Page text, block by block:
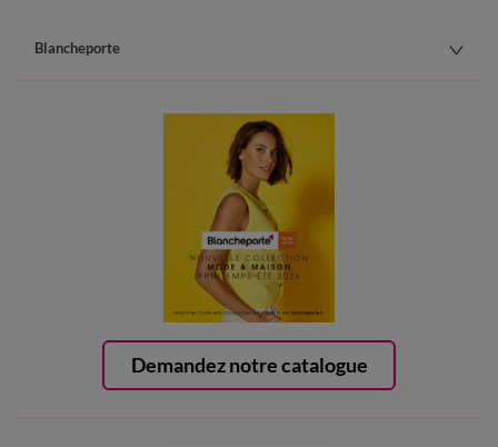
Demandez notre catalogue
Blancheporte